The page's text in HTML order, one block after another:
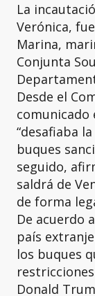
La
Verónica,
Marina,
Conjunta
Desde el
comunicado
“desafiaba
buques
seguido,
saldrá de
de forma
De acuerdo
país
los buques
Donald